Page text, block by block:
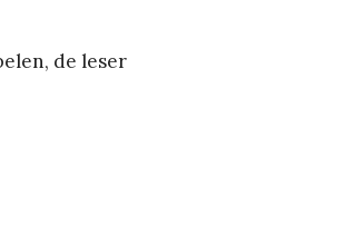
de leser